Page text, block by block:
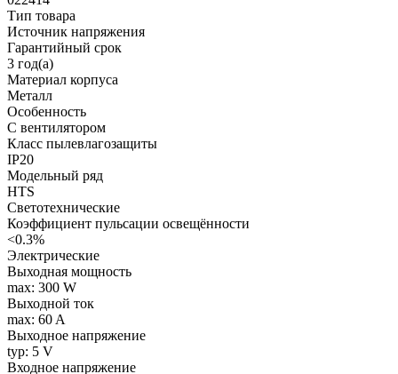
Тип товара
Источник напряжения
Гарантийный срок
3 год(а)
Материал корпуса
Металл
Особенность
С вентилятором
Класс пылевлагозащиты
IP20
Модельный ряд
HTS
Светотехнические
Коэффициент пульсации освещённости
<0.3%
Электрические
Выходная мощность
max: 300 W
Выходной ток
max: 60 A
Выходное напряжение
typ: 5 V
Входное напряжение